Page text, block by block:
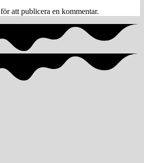
för att publicera en kommentar.